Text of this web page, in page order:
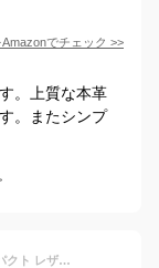
Amazonでチェック >>
。上質な本革
。またシンプ
名刺入れ 本革 カードケース 使いやすい コンパクト レザー 革 シンプル メンズ レディース 定番 安い 人気 就職祝い 新入社員 名入れ おすすめ おしゃれ ブラック チョコ 男性 女性 父の日 バレンタイン プレゼント ギフト P設